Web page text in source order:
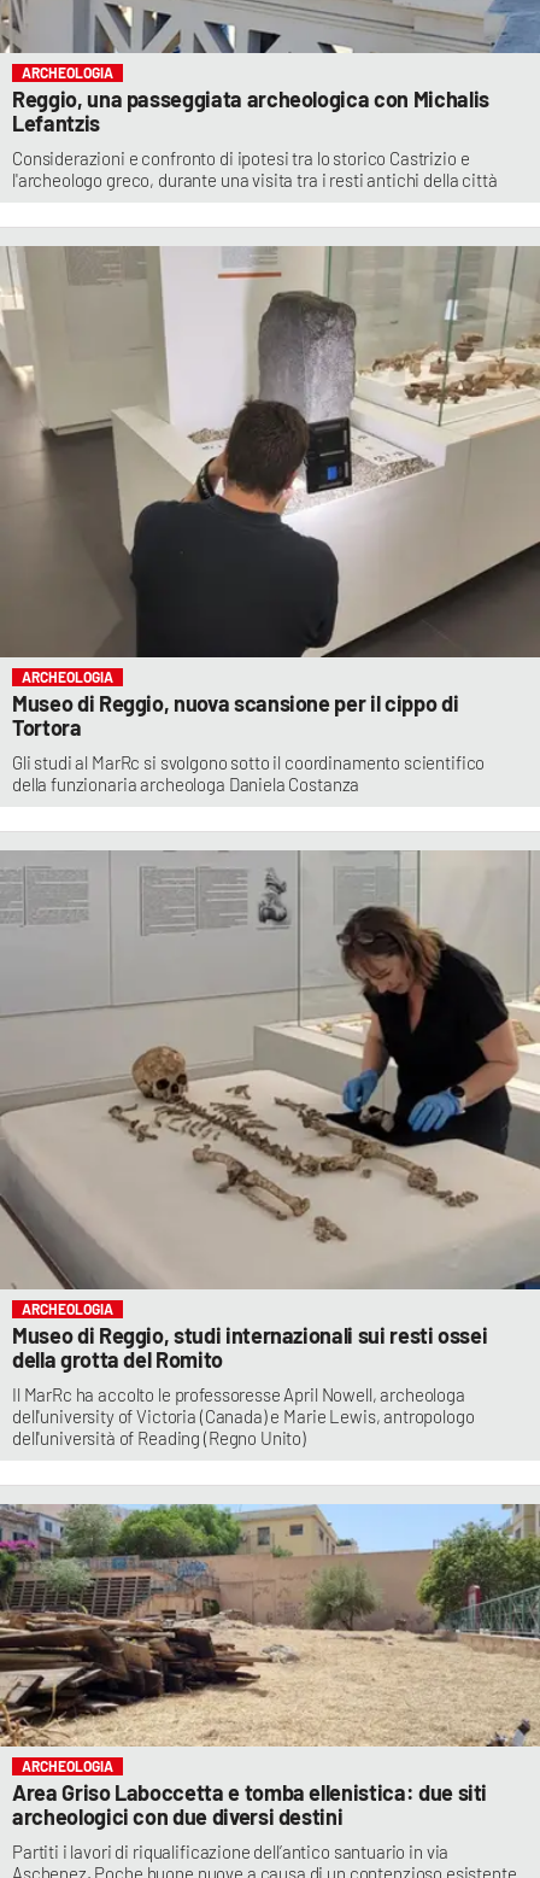
ARCHEOLOGIA
Reggio, una passeggiata archeologica con Michalis
Lefantzis
Considerazioni e confronto di ipotesi tra lo storico Castrizio e
l'archeologo greco, durante una visita tra i resti antichi della città
ARCHEOLOGIA
Museo di Reggio, nuova scansione per il cippo di
Tortora
Gli studi al MarRc si svolgono sotto il coordinamento scientifico
della funzionaria archeologa Daniela Costanza
ARCHEOLOGIA
Museo di Reggio, studi internazionali sui resti ossei
della grotta del Romito
Il MarRc ha accolto le professoresse April Nowell, archeologa
dell'university of Victoria (Canada) e Marie Lewis, antropologo
dell'università of Reading (Regno Unito)
ARCHEOLOGIA
Area Griso Laboccetta e tomba ellenistica: due siti
archeologici con due diversi destini
Partiti i lavori di riqualificazione dell’antico santuario in via
Aschenez. Poche buone nuove a causa di un contenzioso esistente